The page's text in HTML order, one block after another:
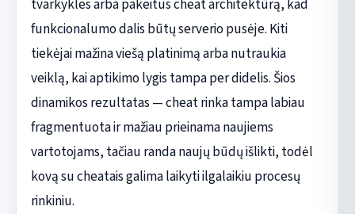
tvarkykles arba pakeitus cheat architektūrą, kad
funkcionalumo dalis būtų serverio pusėje. Kiti
tiekėjai mažina viešą platinimą arba nutraukia
veiklą, kai aptikimo lygis tampa per didelis. Šios
dinamikos rezultatas — cheat rinka tampa labiau
fragmentuota ir mažiau prieinama naujiems
vartotojams, tačiau randa naujų būdų išlikti, todėl
kovą su cheatais galima laikyti ilgalaikiu procesų
rinkiniu.